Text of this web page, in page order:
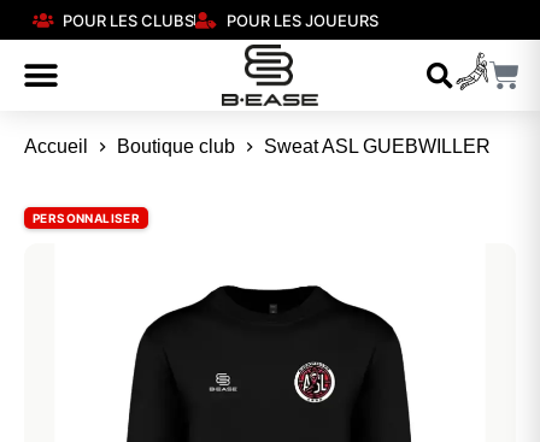
POUR LES CLUBS POUR LES JOUEURS
Accueil Boutique club Sweat ASL GUEBWILLER
PERSONNALISER